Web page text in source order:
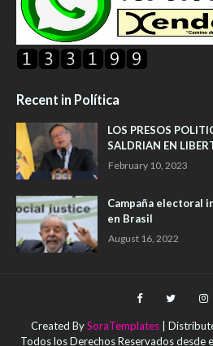
Recent in Política
LOS PRESOS
SALDRIAN EN
February 10, 2023
Campaña electoral
en Brasil
August 16, 2022
Created BySoraTemplates |
Todos los Derechos Reservados desde